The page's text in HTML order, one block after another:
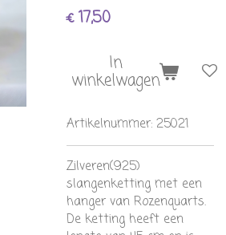
€ 17,50
In
winkelwagen
Artikelnummer: 25021
Zilveren(925)
slangenketting met een
hanger van Rozenquarts.
De ketting heeft een